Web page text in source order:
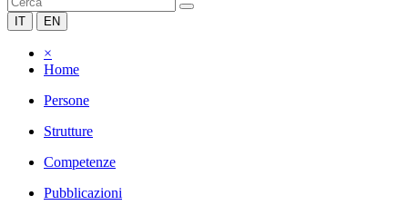
IT EN
×
Home
Persone
Strutture
Competenze
Pubblicazioni